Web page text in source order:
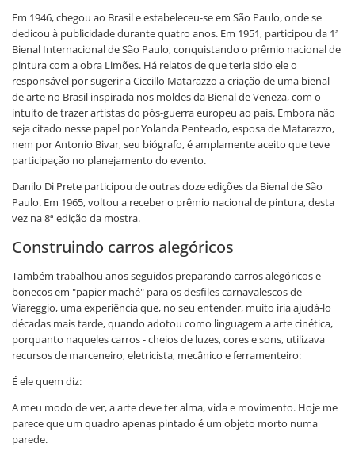
Em 1946, chegou ao Brasil e estabeleceu-se em São Paulo, onde se
dedicou à publicidade durante quatro anos. Em 1951, participou da 1ª
Bienal Internacional de São Paulo, conquistando o prêmio nacional de
pintura com a obra Limões. Há relatos de que teria sido ele o
responsável por sugerir a Ciccillo Matarazzo a criação de uma bienal
de arte no Brasil inspirada nos moldes da Bienal de Veneza, com o
intuito de trazer artistas do pós-guerra europeu ao país. Embora não
seja citado nesse papel por Yolanda Penteado, esposa de Matarazzo,
nem por Antonio Bivar, seu biógrafo, é amplamente aceito que teve
participação no planejamento do evento.
Danilo Di Prete participou de outras doze edições da Bienal de São
Paulo. Em 1965, voltou a receber o prêmio nacional de pintura, desta
vez na 8ª edição da mostra.
Construindo carros alegóricos
Também trabalhou anos seguidos preparando carros alegóricos e
bonecos em "papier maché" para os desfiles carnavalescos de
Viareggio, uma experiência que, no seu entender, muito iria ajudá-lo
décadas mais tarde, quando adotou como linguagem a arte cinética,
porquanto naqueles carros - cheios de luzes, cores e sons, utilizava
recursos de marceneiro, eletricista, mecânico e ferramenteiro:
É ele quem diz:
A meu modo de ver, a arte deve ter alma, vida e movimento. Hoje me
parece que um quadro apenas pintado é um objeto morto numa
parede.